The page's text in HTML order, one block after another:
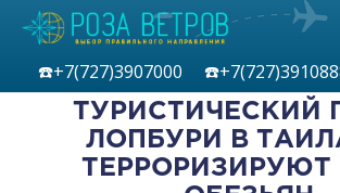
☎️+7(727)3907000 ☎️+7(727)
ТУРИСТИЧЕСКИЙ
ЛОПБУРИ В
ТЕРРОРИЗИРУЮТ